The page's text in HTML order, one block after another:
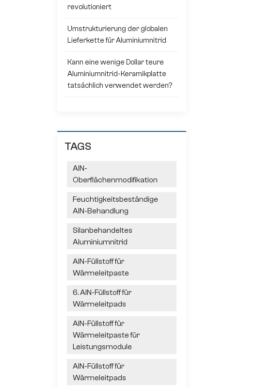
revolutioniert
Umstrukturierung der globalen
Lieferkette für Aluminiumnitrid
Kann eine wenige Dollar teure
Aluminiumnitrid-Keramikplatte
tatsächlich verwendet werden?
TAGS
AlN-
Oberflächenmodifikation
Feuchtigkeitsbeständige
AlN-Behandlung
Silanbehandeltes
Aluminiumnitrid
AlN-Füllstoff für
Wärmeleitpaste
6. AlN-Füllstoff für
Wärmeleitpads
AlN-Füllstoff für
Wärmeleitpaste für
Leistungsmodule
AlN-Füllstoff für
Wärmeleitpads